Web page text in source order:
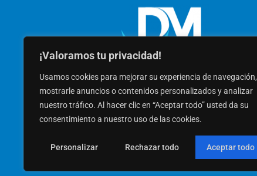
¡Valoramos tu privacidad!
Usamos cookies para mejorar su experiencia de navegación,
mostrarle anuncios o contenidos personalizados y analizar
nuestro tráfico. Al hacer clic en “Aceptar todo” usted da su
consentimiento a nuestro uso de las cookies.
Personalizar Rechazar todo Aceptar todo